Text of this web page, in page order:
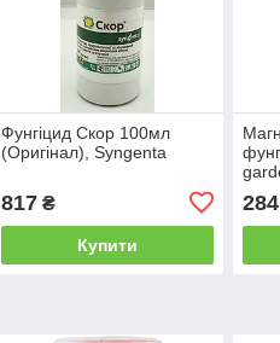
Фунгіцид Скор 100мл
(Оригінал), Syngenta
817₴
Купити
284